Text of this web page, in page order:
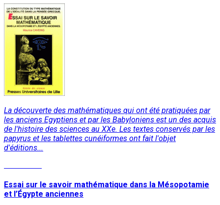
La découverte des mathématiques qui ont été pratiquées par
les anciens Egyptiens et par les Babyloniens est un des acquis
de l'histoire des sciences au XXe. Les textes conservés par les
papyrus et les tablettes cunéiformes ont fait l'objet
d'éditions...
Essai sur le savoir mathématique dans la Mésopotamie
et l’Égypte anciennes